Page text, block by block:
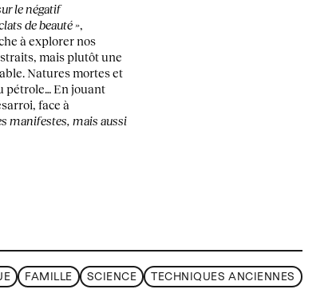
le négatif
de beauté »,
à explorer nos
mais plutôt une
Natures mortes et
pétrole… En jouant
face à
manifestes, mais aussi
FAMILLE SCIENCE TECHNIQUES ANCIENNES